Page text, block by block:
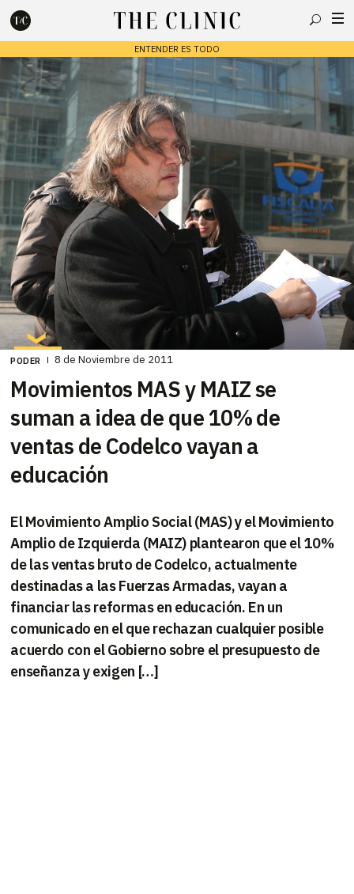
ENTENDER ES TODO
Escribe lo que deseas y presiona enter para buscar
PODER 8 de Noviembre de 2011
Movimientos MAS y MAIZ se
suman a idea de que 10% de
ventas de Codelco vayan a
educación
El Movimiento Amplio Social (MAS) y el Movimiento
Amplio de Izquierda (MAIZ) plantearon que el 10%
de las ventas bruto de Codelco, actualmente
destinadas a las Fuerzas Armadas, vayan a
financiar las reformas en educación. En un
comunicado en el que rechazan cualquier posible
acuerdo con el Gobierno sobre el presupuesto de
enseñanza y exigen […]